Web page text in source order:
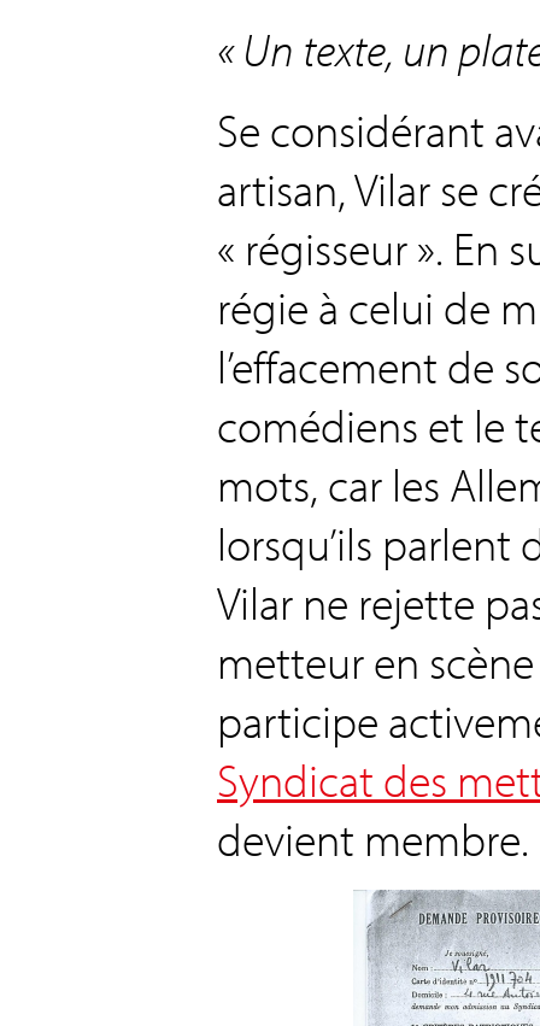
« Un texte, un
Se considérant
artisan, Vilar se
« régisseur ». En
régie à celui de
l’effacement de
comédiens et le
mots, car les
lorsqu’ils parlent
Vilar ne rejette
metteur en
participe
Syndicat des
devient membre.